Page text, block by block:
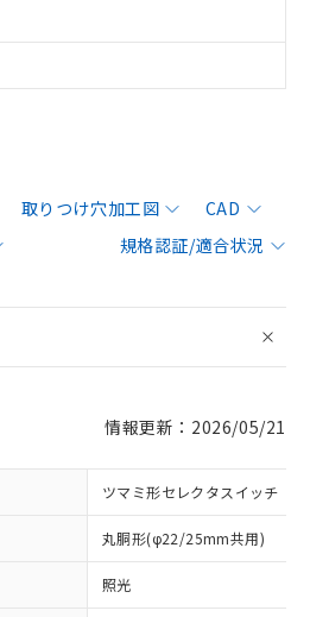
取りつけ穴加工図
CAD
規格認証/適合状況
情報更新：2026/05/21
ツマミ形セレクタスイッチ
丸胴形(φ22/25mm共用)
照光